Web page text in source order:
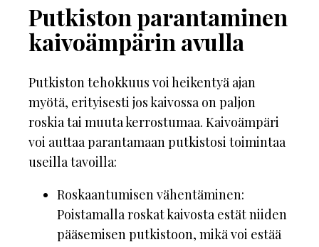
Putkiston parantaminen
kaivoämpärin avulla
Putkiston tehokkuus voi heikentyä ajan
myötä, erityisesti jos kaivossa on paljon
roskia tai muuta kerrostumaa. Kaivoämpäri
voi auttaa parantamaan putkistosi toimintaa
useilla tavoilla:
Roskaantumisen vähentäminen:
Poistamalla roskat kaivosta estät niiden
pääsemisen putkistoon, mikä voi estää